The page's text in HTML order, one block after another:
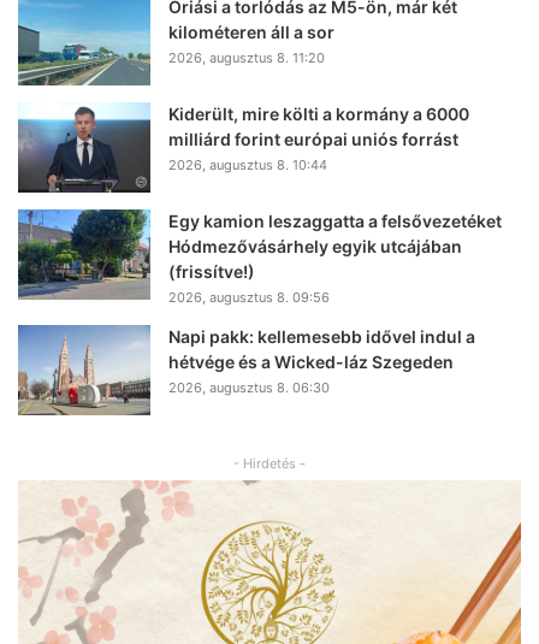
Óriási a torlódás az M5-ön, már két
kilométeren áll a sor
2026, augusztus 8. 11:20
Kiderült, mire költi a kormány a 6000
milliárd forint európai uniós forrást
2026, augusztus 8. 10:44
Egy kamion leszaggatta a felsővezetéket
Hódmezővásárhely egyik utcájában
(frissítve!)
2026, augusztus 8. 09:56
Napi pakk: kellemesebb idővel indul a
hétvége és a Wicked-láz Szegeden
2026, augusztus 8. 06:30
- Hirdetés -